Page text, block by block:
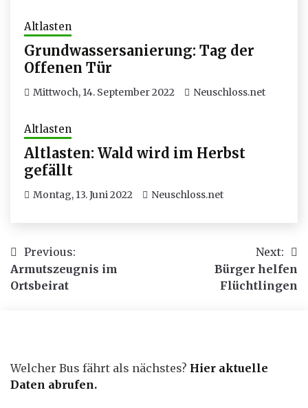
Altlasten
Grundwassersanierung: Tag der
Offenen Tür
Mittwoch, 14. September 2022 Neuschloss.net
Altlasten
Altlasten: Wald wird im Herbst
gefällt
Montag, 13. Juni 2022 Neuschloss.net
Beitragsnavigation
Previous:
Armutszeugnis im
Ortsbeirat
Next:
Bürger helfen
Flüchtlingen
Welcher Bus fährt als nächstes? Hier aktuelle
Daten abrufen.